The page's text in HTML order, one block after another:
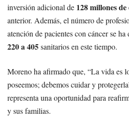
inversión adicional de 128 millones de
anterior. Además, el número de
atención de pacientes con cáncer se
220 a 405sanitarios en este tiempo.
Moreno ha afirmado que, “La vida es
poseemos; debemos cuidar y
representa una oportunidad para
y sus familias.